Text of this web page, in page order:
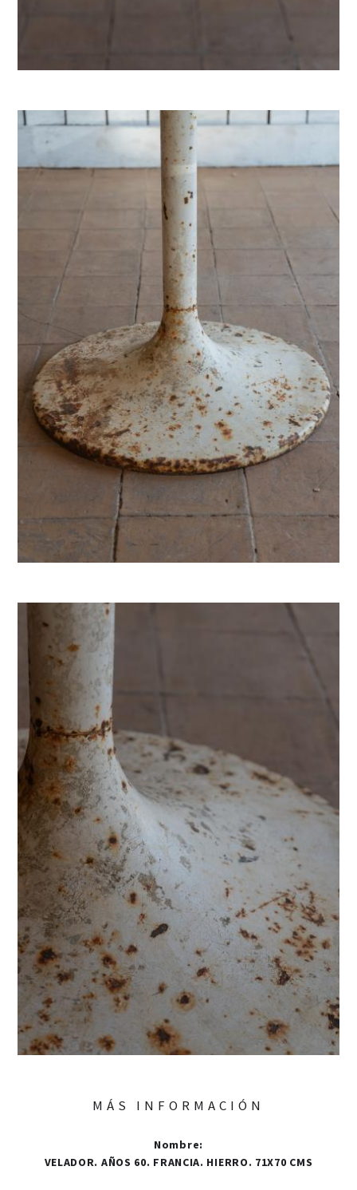
MÁS INFORMACIÓN
Nombre:
VELADOR. AÑOS 60. FRANCIA. HIERRO. 71X70 CMS